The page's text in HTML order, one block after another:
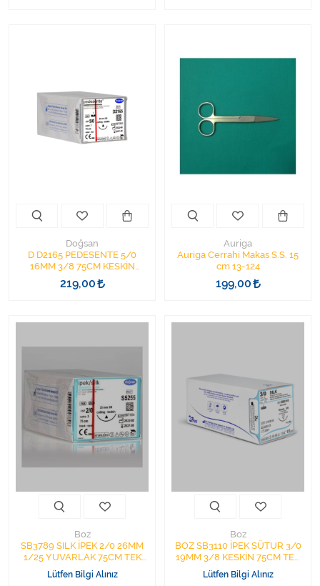
Doğsan
D D2165 PEDESENTE 5/0
16MM 3/8 75CM KESKİN
İĞNELİ CERRAHİ SÜTUR
219,00
Auriga
Auriga Cerrahi Makas S.S. 15
cm 13-124
199,00
Boz
SB3789 SILK İPEK 2/0 26MM
1/25 YUVARLAK 75CM TEK
İĞNE SİYAH CERRAHİ SÜTUR
İPLİK
Lütfen Bilgi Alınız
Boz
BOZ SB3110 İPEK SÜTUR 3/0
19MM 3/8 KESKİN 75CM TEK
İĞNE SİYAH CERRAHİ İPİK
Lütfen Bilgi Alınız